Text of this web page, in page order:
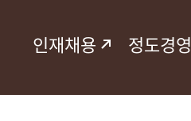
인재채용 정도경영